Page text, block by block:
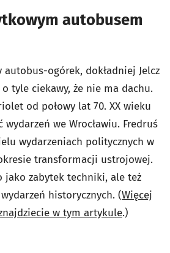
autobusem
autobus-ogórek, dokładniej Jelcz
o tyle ciekawy, że nie ma dachu.
od połowy lat 70. XX wieku
wydarzeń we Wrocławiu. Fredruś
wydarzeniach politycznych w
transformacji ustrojowej.
jako zabytek techniki, ale też
historycznych. (Więcej
w tym artykule.)